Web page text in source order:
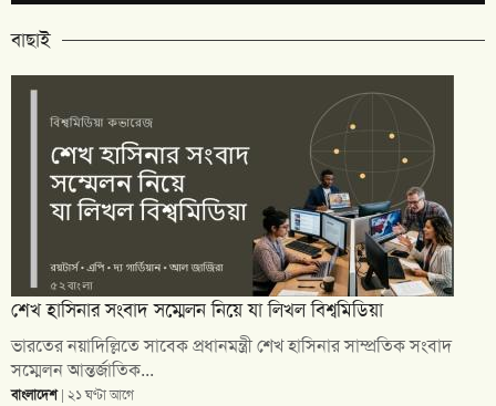
বাছাই
শেখ হাসিনার সংবাদ সম্মেলন নিয়ে যা লিখল বিশ্বমিডিয়া
ভারতের নয়াদিল্লিতে সাবেক প্রধানমন্ত্রী শেখ হাসিনার সাম্প্রতিক সংবাদ
সম্মেলন আন্তর্জাতিক...
বাংলাদেশ| ২১ ঘণ্টা আগে